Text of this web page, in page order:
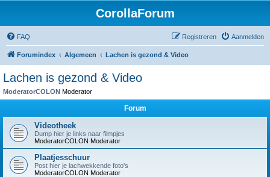
CorollaForum
FAQ Aanmelden
Registreren
Forumindex Algemeen Lachen is gezond & Video
Lachen is gezond & Video
ModeratorCOLON Moderator
Forum
Videotheek
Dump hier je links naar filmpjes
ModeratorCOLON Moderator
Plaatjesschuur
Post hier je lachwekkende foto's
ModeratorCOLON Moderator